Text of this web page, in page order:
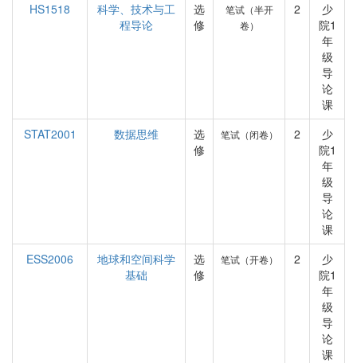
HS1518
科学、技术与工
程导论
选
修
笔试（半开
卷）
2
少
院1
年
级
导
论
课
STAT2001
数据思维
选
修
笔试（闭卷） 2
少
院1
年
级
导
论
课
ESS2006
地球和空间科学
基础
选
修
笔试（开卷） 2
少
院1
年
级
导
论
课